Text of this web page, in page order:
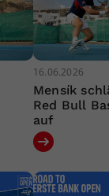
16.06.2026
Mensík
Red Bull
auf